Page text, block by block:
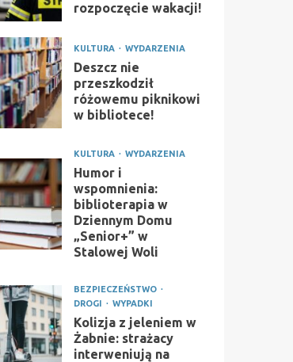
rozpoczęcie wakacji!
KULTURA WYDARZENIA
Deszcz nie
przeszkodził
różowemu piknikowi
w bibliotece!
KULTURA WYDARZENIA
Humor i
wspomnienia:
biblioterapia w
Dziennym Domu
„Senior+” w
Stalowej Woli
BEZPIECZEŃSTWO
DROGI
WYPADKI
Kolizja z jeleniem w
Żabnie: strażacy
interweniują na